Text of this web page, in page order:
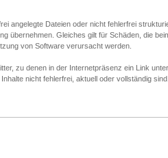
angelegte Dateien oder nicht fehlerfrei
übernehmen. Gleiches gilt für Schäden, die
von Software verursacht werden.
zu denen in der Internetpräsenz ein Link
nicht fehlerfrei, aktuell oder vollständig sind.